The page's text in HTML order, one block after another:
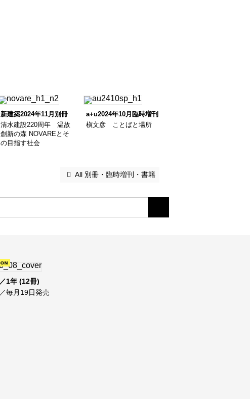
新建築2024年11月別冊
清水建設220周年 温故
創新の森 NOVAREとそ
の目指す社会
a+u2024年10月臨時増刊
槇文彦 ことばと場所
All 別冊・臨時増刊・書籍
1年 (12冊)
毎月19日発売